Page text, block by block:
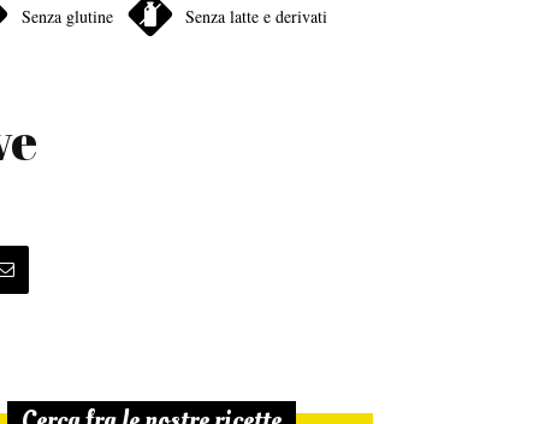
Senza glutine Senza latte e derivati